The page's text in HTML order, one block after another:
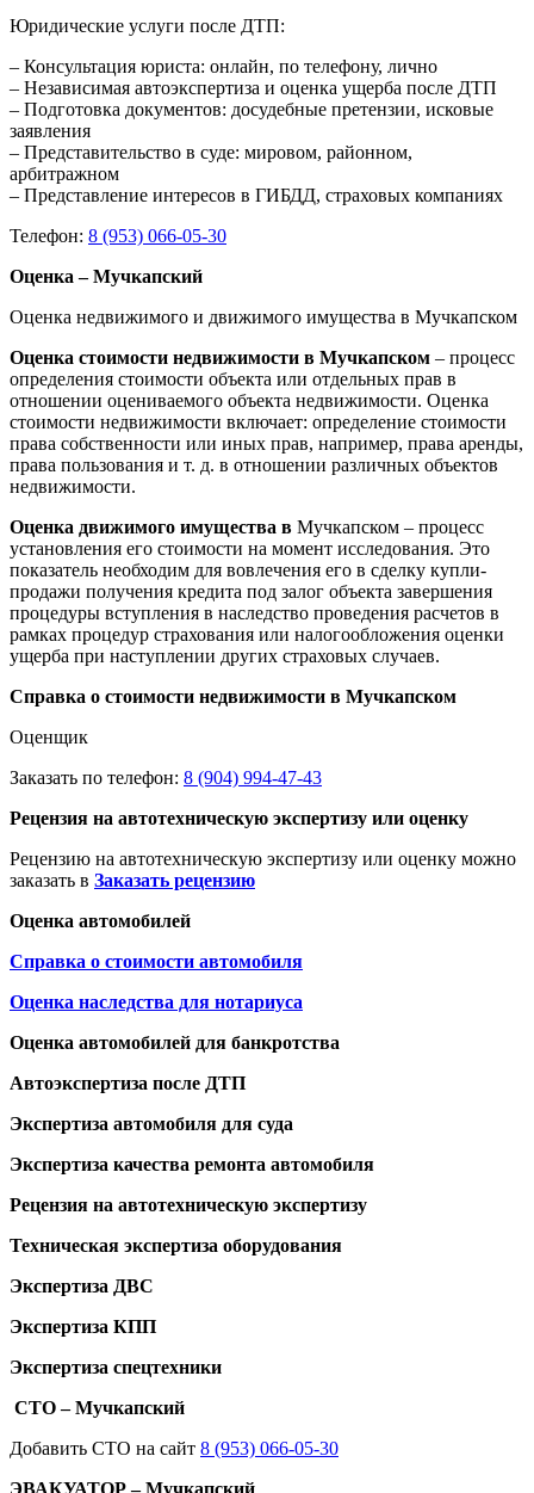
Юридические услуги после ДТП:
– Консультация юриста: онлайн, по телефону, лично
– Независимая автоэкспертиза и оценка ущерба после ДТП
– Подготовка документов: досудебные претензии, исковые
заявления
– Представительство в суде: мировом, районном,
арбитражном
– Представление интересов в ГИБДД, страховых компаниях
Телефон: 8 (953) 066-05-30
Оценка – Мучкапский
Оценка недвижимого и движимого имущества в Мучкапском
Оценка стоимости недвижимости в Мучкапском – процесс
определения стоимости объекта или отдельных прав в
отношении оцениваемого объекта недвижимости. Оценка
стоимости недвижимости включает: определение стоимости
права собственности или иных прав, например, права аренды,
права пользования и т. д. в отношении различных объектов
недвижимости.
Оценка движимого имущества в Мучкапском – процесс
установления его стоимости на момент исследования. Это
показатель необходим для вовлечения его в сделку купли-
продажи получения кредита под залог объекта завершения
процедуры вступления в наследство проведения расчетов в
рамках процедур страхования или налогообложения оценки
ущерба при наступлении других страховых случаев.
Справка о стоимости недвижимости в Мучкапском
Оценщик
Заказать по телефон: 8 (904) 994-47-43
Рецензия на автотехническую экспертизу или оценку
Рецензию на автотехническую экспертизу или оценку можно
заказать в Заказать рецензию
Оценка автомобилей
Справка о стоимости автомобиля
Оценка наследства для нотариуса
Оценка автомобилей для банкротства
Автоэкспертиза после ДТП
Экспертиза автомобиля для суда
Экспертиза качества ремонта автомобиля
Рецензия на автотехническую экспертизу
Техническая экспертиза оборудования
Экспертиза ДВС
Экспертиза КПП
Экспертиза спецтехники
СТО – Мучкапский
Добавить СТО на сайт 8 (953) 066-05-30
ЭВАКУАТОР – Мучкапский